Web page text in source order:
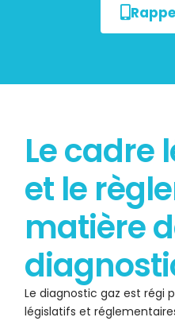
Le cadre
et le
matière
Le diagnostic gaz est régi
législatifs et